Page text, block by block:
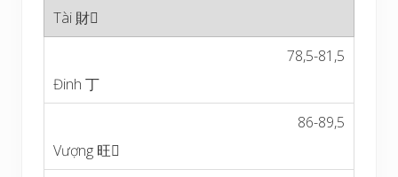
78,5-81,5
86-89,5